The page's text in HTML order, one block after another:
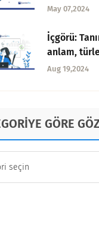
Aracı
May 07,2024
İçgörü:
anlam,
örnekler
Aug 19,2024
GÖRE